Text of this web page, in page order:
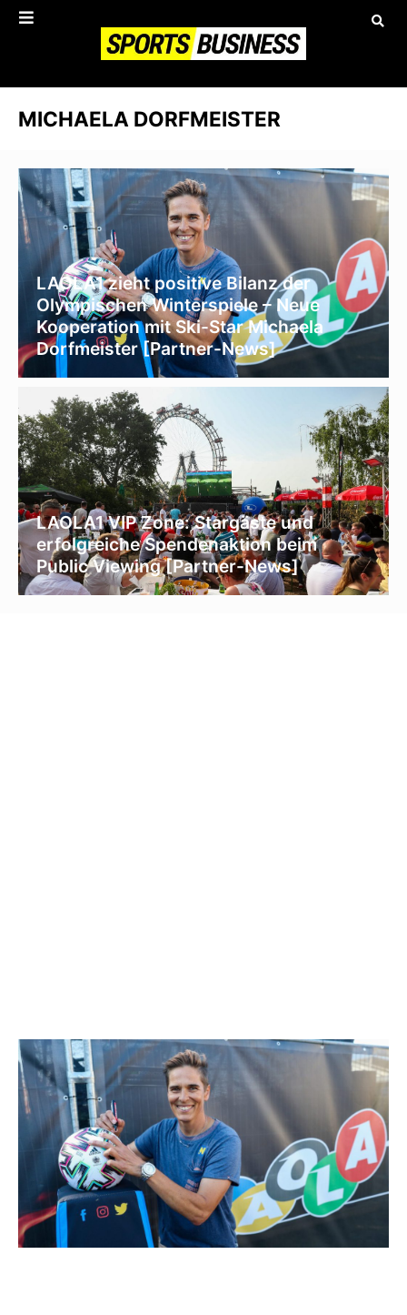
MICHAELA DORFMEISTER
LAOLA1 zieht positive Bilanz der
Olympischen Winterspiele – Neue
Kooperation mit Ski-Star Michaela
Dorfmeister [Partner-News]
LAOLA1 VIP Zone: Stargäste und
erfolgreiche Spendenaktion beim
Public Viewing [Partner-News]